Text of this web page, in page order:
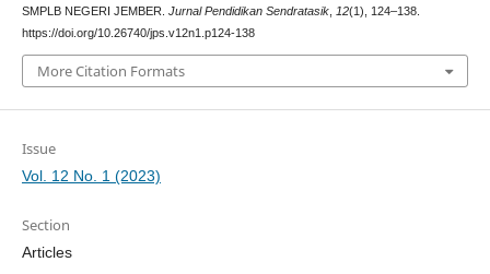
SMPLB NEGERI JEMBER. Jurnal Pendidikan Sendratasik, 12(1), 124–138.
https://doi.org/10.26740/jps.v12n1.p124-138
More Citation Formats
Issue
Vol. 12 No. 1 (2023)
Section
Articles